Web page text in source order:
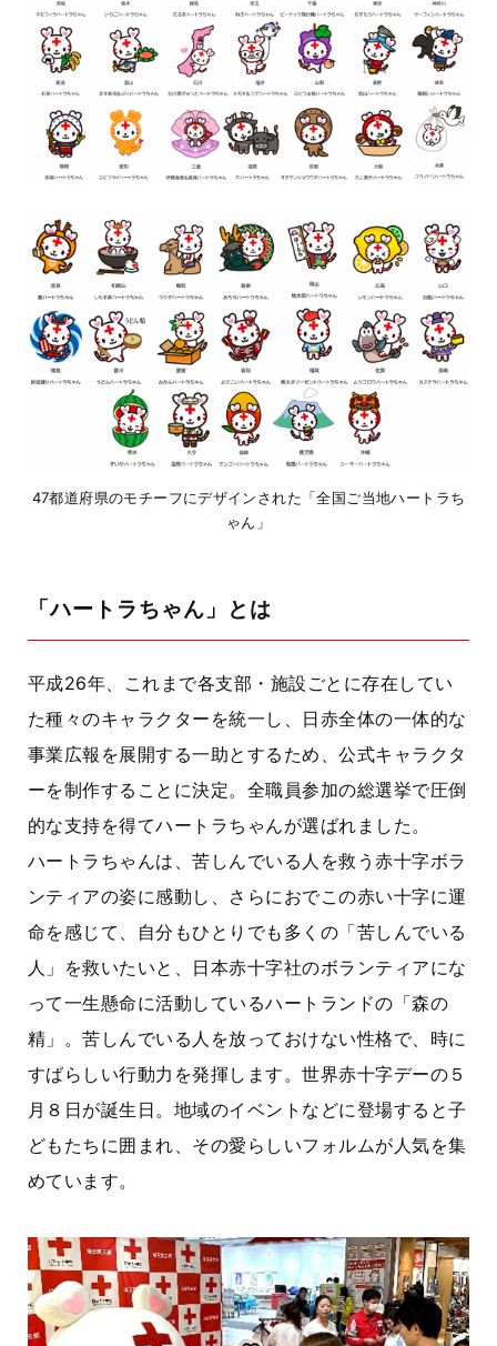
47都道府県のモチーフにデザインされた「全国ご当地ハートラち
ゃん」
「ハートラちゃん」とは
平成26年、これまで各支部・施設ごとに存在してい
た種々のキャラクターを統一し、日赤全体の一体的な
事業広報を展開する一助とするため、公式キャラクタ
ーを制作することに決定。全職員参加の総選挙で圧倒
的な支持を得てハートラちゃんが選ばれました。
ハートラちゃんは、苦しんでいる人を救う赤十字ボラ
ンティアの姿に感動し、さらにおでこの赤い十字に運
命を感じて、自分もひとりでも多くの「苦しんでいる
人」を救いたいと、日本赤十字社のボランティアにな
って一生懸命に活動しているハートランドの「森の
精」。苦しんでいる人を放っておけない性格で、時に
すばらしい行動力を発揮します。世界赤十字デーの５
月８日が誕生日。地域のイベントなどに登場すると子
どもたちに囲まれ、その愛らしいフォルムが人気を集
めています。